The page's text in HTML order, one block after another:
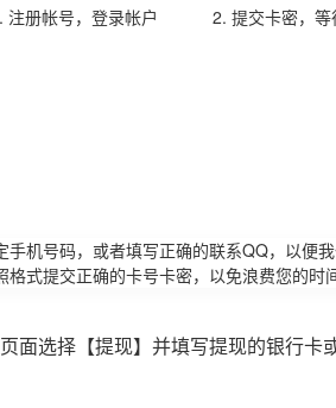
注册帐号，登录帐户 2. 提交卡密，等
手机号码，或者填写正确的联系QQ，以便
格式提交正确的卡号卡密，以免浪费您的时
面选择【提现】并填写提现的银行